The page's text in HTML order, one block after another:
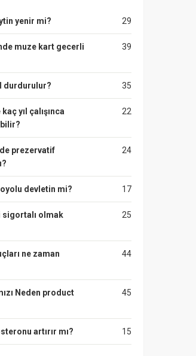
29
yenir mi?
39
muze kart gecerli
35
durdurulur?
22
yıl çalışınca
24
prezervatif
17
devletin mi?
25
olmak
44
ne zaman
45
Neden product
15
artırır mı?